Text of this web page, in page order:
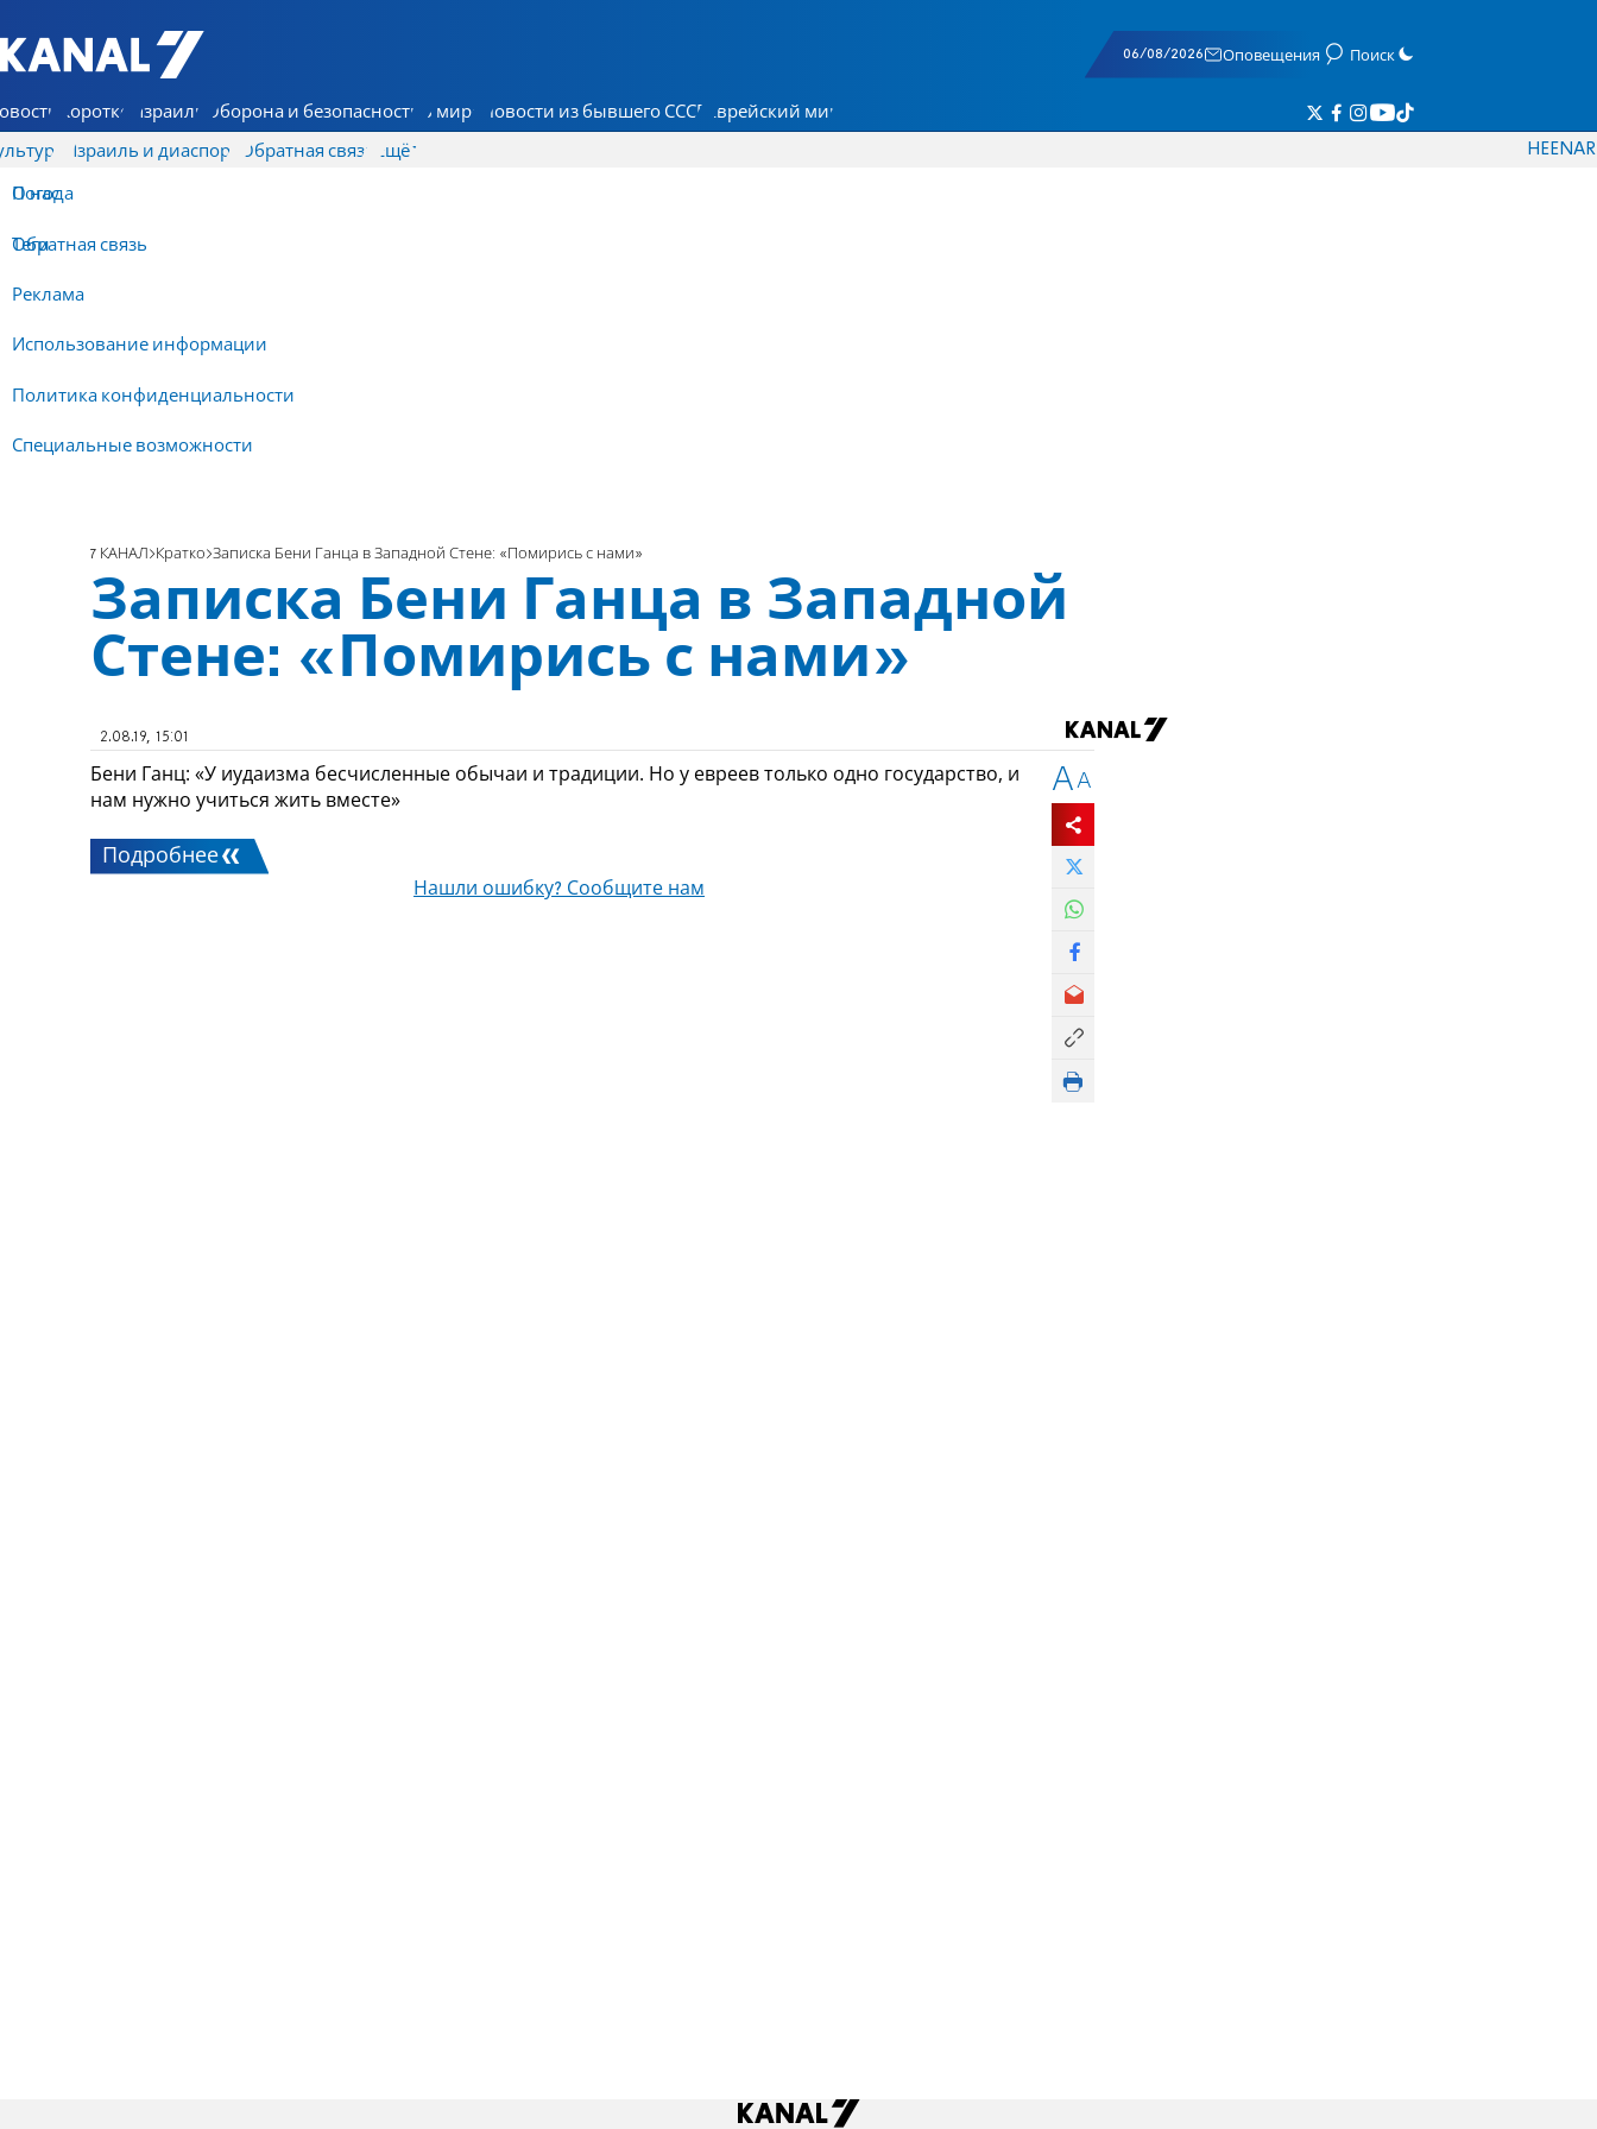
7 КАНАЛ - Аруц Шева
06/08/2026 Оповещения Поиск
Коротко Израиль Оборона и безопасность В мире Новости из бывшего СССР Еврейский мир
Израиль и диаспора Обратная связь
О нас
Обратная связь
Реклама
Использование информации
Политика конфиденциальности
Специальные возможности
Ещё
Погода
Теги
HEENAR
7 КАНАЛ Кратко Записка Бени Ганца в Западной Стене: «Помирись с нами»
Записка Бени Ганца в Западной
Стене: «Помирись с нами»
2.08.19, 15:01
Бени Ганц: «У иудаизма бесчисленные обычаи и традиции. Но у евреев только одно государство, и
нам нужно учиться жить вместе»
Подробнее
Нашли ошибку? Сообщите нам
A A